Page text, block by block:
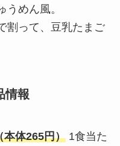
めん風。
割って、豆乳たまご
情報
本体265円）1食当た